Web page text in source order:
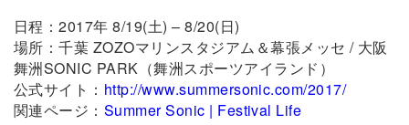
日程：2017年 8/19(土) – 8/20(日)
場所：千葉 ZOZOマリンスタジアム＆幕張メッセ / 大阪
舞洲SONIC PARK（舞洲スポーツアイランド）
公式サイト： http://www.summersonic.com/2017/
関連ページ： Summer Sonic | Festival Life